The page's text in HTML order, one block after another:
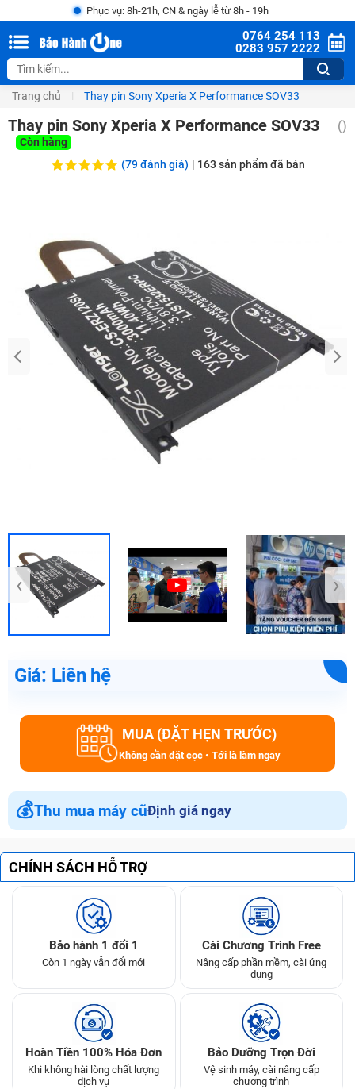
Phục vụ: 8h-21h, CN & ngày lễ từ 8h - 19h
0764 254 113
0283 957 2222
Trang chủ Thay pin Sony Xperia X Performance SOV33
Thay pin Sony Xperia X Performance SOV33 ()
Còn hàng
(79 đánh giá) | 163 sản phẩm đã bán
‹ ›
Giá: Liên hệ
MUA (ĐẶT HẸN TRƯỚC)
Không cần đặt cọc • Tới là làm ngay
💰Thu mua máy cũĐịnh giá ngay
CHÍNH SÁCH HỖ TRỢ
Bảo hành 1 đổi 1
Còn 1 ngày vẫn đổi mới
Cài Chương Trình Free
Nâng cấp phần mềm, cài ứng
dụng
Hoàn Tiền 100% Hóa Đơn
Khi không hài lòng chất lượng
dịch vụ
Bảo Dưỡng Trọn Đời
Vệ sinh máy, cài nâng cấp
chương trình